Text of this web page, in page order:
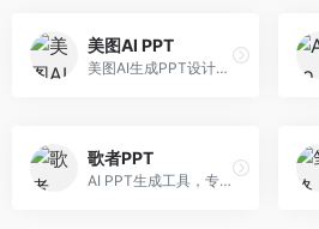
美图AI PPT
美图AI生成PPT设计工具，整合图像处理能力。面向设计师和职场人士，提供PPT生成、图片美化、设计优化等服务，视觉设计美观。
歌者PPT
AI PPT生成工具，专注于演示文稿智能创作。面向职场人士，支持主题输入、内容生成、设计美化等功能，PPT制作效率高。